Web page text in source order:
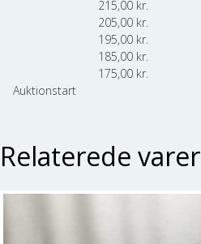
215,00 kr.
205,00 kr.
195,00 kr.
185,00 kr.
175,00 kr.
Auktionstart
Relaterede varer